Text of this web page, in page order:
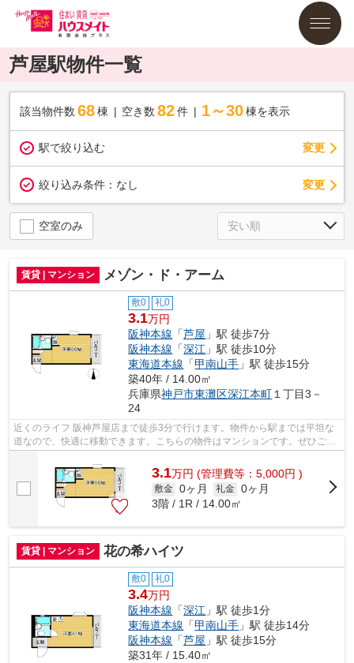
芦屋駅物件一覧
該当物件数 68棟 空き数 82 件 1～30 棟を表示
駅で絞り込む 変更
絞り込み条件： なし 変更
空室のみ
賃貸 | マンション メゾン・ド・アーム
敷0 礼0
3.1万円
阪神本線 「芦屋 」駅 徒歩7分
阪神本線 「深江 」駅 徒歩10分
東海道本線 「甲南山手 」駅 徒歩15分
築40年 / 14.00㎡
兵庫県神戸市東灘区深江本町 １丁目3－
24
近くのライフ 阪神芦屋店まで徒歩3分で行けます。物件から駅までは平坦な
道なので、快適に移動できます。こちらの物件はマンションです。ぜひご覧
いただきたい賃貸物件です。神戸市東...
3.1万円 (管理費等：5,000円 )
敷金 0ヶ月 礼金 0ヶ月
3階 / 1R / 14.00㎡
賃貸 | マンション 花の希ハイツ
敷0 礼0
3.4万円
阪神本線 「深江 」駅 徒歩1分
東海道本線 「甲南山手 」駅 徒歩14分
阪神本線 「芦屋 」駅 徒歩15分
築31年 / 15.40㎡